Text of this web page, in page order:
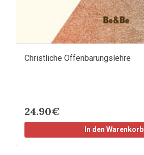
Christliche Offenbarungslehre
24.90€
In den Warenkorb